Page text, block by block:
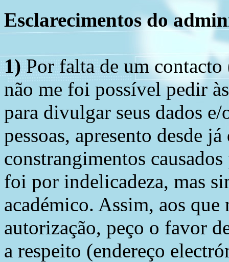
Esclarecimentos do
1) Por falta de um
não me foi possível pedir
para divulgar seus dados
pessoas, apresento desde
constrangimentos
foi por indelicadeza, mas
académico. Assim, aos
autorização, peço o favor
a respeito (endereço